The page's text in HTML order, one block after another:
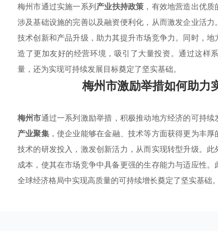
梅州市通过实施一系列产业扶持政策 ，有效地营造出优
涉及基础设施的完善以及融资便利化，从而激发企业活
技术创新和产品升级，助力其提升市场竞争力。同时，
造了更加友好的经营环境，吸引了大量投资。通过这样
量，还为实现可持续发展目标奠定了坚实基础。
梅州市激励举措如何助力
梅州市通过一系列激励举措，积极推动地方经济的可持
产业聚集，使企业能够在金融、技术等方面获得更为丰
技术的研发投入，激发创新活力，从而实现转型升级。
成本，使其在市场竞争中具备更强的生存能力与适应性
全球经济格局中实现高质量的可持续增长奠定了坚实基础